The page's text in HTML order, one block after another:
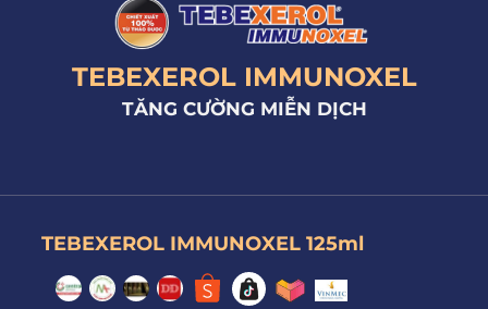
TEBEXEROL IMMUNOXEL
TĂNG CƯỜNG MIỄN DỊCH
TEBEXEROL IMMUNOXEL 125ml